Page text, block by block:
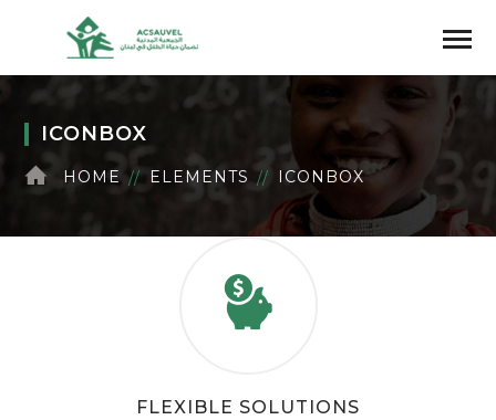
ICONBOX
HOME ELEMENTS ICONBOX
FLEXIBLE SOLUTIONS